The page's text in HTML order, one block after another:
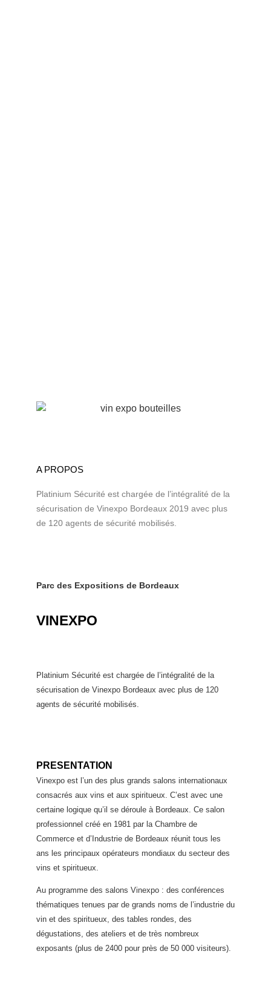
A PROPOS
Platinium Sécurité est chargée de l’intégralité de la
sécurisation de Vinexpo Bordeaux 2019 avec plus
de 120 agents de sécurité mobilisés.
Parc des Expositions de Bordeaux
VINEXPO
Platinium Sécurité est chargée de l’intégralité de la
sécurisation de Vinexpo Bordeaux avec plus de 120
agents de sécurité mobilisés.
PRESENTATION
Vinexpo est l’un des plus grands salons internationaux
consacrés aux vins et aux spiritueux. C’est avec une
certaine logique qu’il se déroule à Bordeaux. Ce salon
professionnel créé en 1981 par la Chambre de
Commerce et d’Industrie de Bordeaux réunit tous les
ans les principaux opérateurs mondiaux du secteur des
vins et spiritueux.
Au programme des salons Vinexpo : des conférences
thématiques tenues par de grands noms de l’industrie du
vin et des spiritueux, des tables rondes, des
dégustations, des ateliers et de très nombreux
exposants (plus de 2400 pour près de 50 000 visiteurs).